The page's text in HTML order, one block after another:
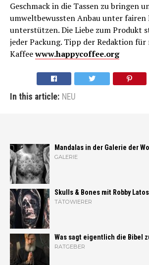
Geschmack in die Tassen zu bringen
umweltbewussten Anbau unter fairen
unterstützen. Die Liebe zum Produkt
jeder Packung. Tipp der Redaktion
Kaffeewww.happycoffee.org
In this article: NEU
Mandalas in der Galerie der
GALERIE
Skulls & Bones mit Robby Latos
TÄTOWIERER
Was sagt eigentlich die Bibel
RATGEBER